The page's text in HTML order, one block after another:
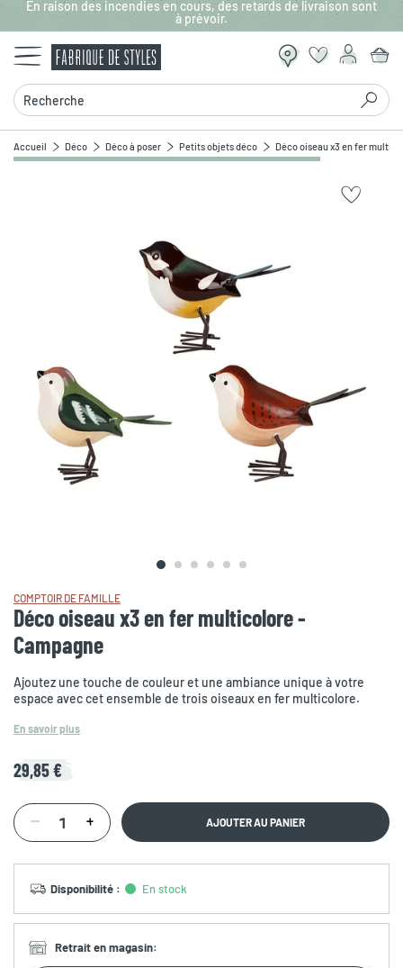
Aller au contenu principal
En raison des incendies en cours, des retards de livraison sont
à prévoir.
Recherche
Accueil Déco Déco à poser Petits objets déco Déco oiseau x3 en fer
Zoomer sur l'image
COMPTOIR DE FAMILLE
Déco oiseau x3 en fer multicolore -
Campagne
Ajoutez une touche de couleur et une ambiance unique à votre
espace avec cet ensemble de trois oiseaux en fer multicolore.
En savoir plus
29,85 €
AJOUTER AU PANIER
Disponibilité : En stock
Retrait en magasin: